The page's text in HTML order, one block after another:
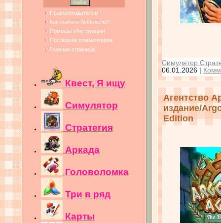
Правообладателям !
Как скачать бесплатно?
Помощь! Инструкции!
Последние комментарии
Главная страница
Квест, Я ищу
Симулятор
Стратегия
Аркада
Головоломка
Три в ряд
Карты
Симулятор
06.01.2026
Агентство
издание/
Edition